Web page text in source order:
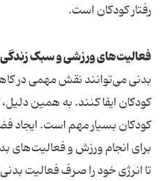
رفتار کودکان است.
فعالیت‌های ورزشی و سبک
بدنی می‌توانند نقش مهمی در
کودکان ایفا کنند. به همین
کودکان بسیار مهم است. ایجاد
برای انجام ورزش و فعالیت‌های
تا انرژی خود را صرف فعالیت